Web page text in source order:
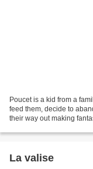
Poucet is a kid from a
feed them, decide to
their way out making
La valise